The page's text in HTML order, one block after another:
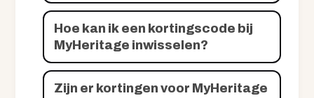
Hoe kan ik een kortingscode bij
MyHeritage inwisselen?
Zijn er kortingen voor MyHeritage